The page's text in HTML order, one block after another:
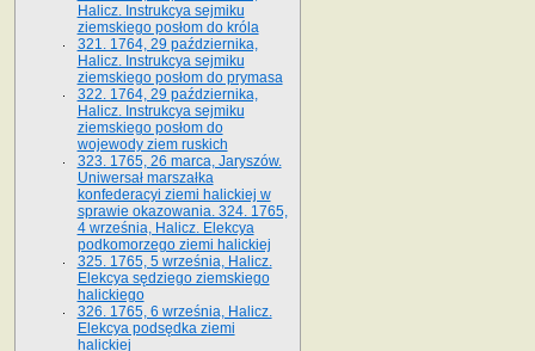
Halicz. Instrukcya sejmiku
ziemskiego posłom do króla
321. 1764, 29 października,
Halicz. Instrukcya sejmiku
ziemskiego posłom do prymasa
322. 1764, 29 października,
Halicz. Instrukcya sejmiku
ziemskiego posłom do
wojewody ziem ruskich
323. 1765, 26 marca, Jaryszów.
Uniwersał marszałka
konfederacyi ziemi halickiej w
sprawie okazowania. 324. 1765,
4 września, Halicz. Elekcya
podkomorzego ziemi halickiej
325. 1765, 5 września, Halicz.
Elekcya sędziego ziemskiego
halickiego
326. 1765, 6 września, Halicz.
Elekcya podsędka ziemi
halickiej